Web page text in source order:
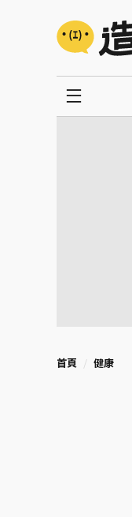
首頁 健康